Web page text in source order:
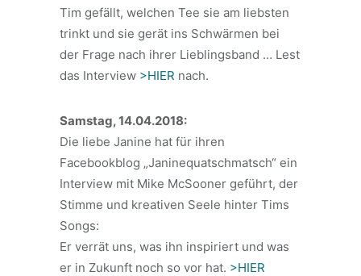
Tim gefällt, welchen Tee sie am liebsten
trinkt und sie gerät ins Schwärmen bei
der Frage nach ihrer Lieblingsband … Lest
das Interview >HIER nach.
Samstag, 14.04.2018:
Die liebe Janine hat für ihren
Facebookblog „Janinequatschmatsch“ ein
Interview mit Mike McSooner geführt, der
Stimme und kreativen Seele hinter Tims
Songs:
Er verrät uns, was ihn inspiriert und was
er in Zukunft noch so vor hat. >HIER